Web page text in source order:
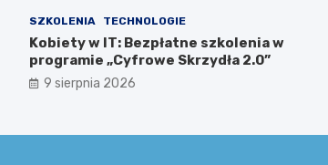
SZKOLENIA TECHNOLOGIE
Kobiety w IT: Bezpłatne szkolenia w
programie „Cyfrowe Skrzydła 2.0”
9 sierpnia 2026